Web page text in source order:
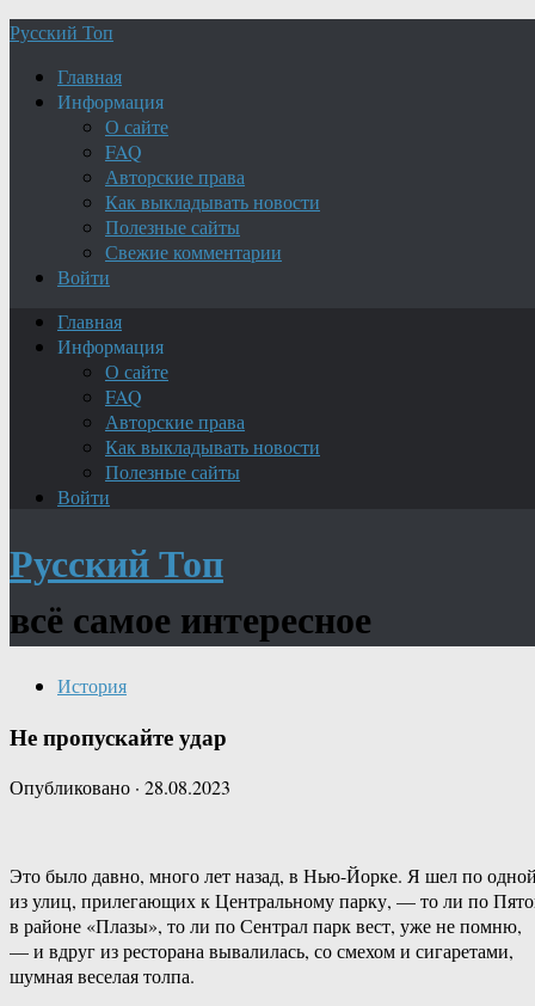
Русский Топ
Главная
Информация
О сайте
FAQ
Авторские права
Как выкладывать новости
Полезные сайты
Свежие комментарии
Войти
Главная
Информация
О сайте
FAQ
Авторские права
Как выкладывать новости
Полезные сайты
Войти
Русский Топ
всё самое интересное
История
Не пропускайте удар
Опубликовано · 28.08.2023
Это было давно, много лет назад, в Нью-Йорке. Я шел по
из улиц, прилегающих к Центральному парку, — то ли по
в районе «Плазы», то ли по Сентрал парк вест, уже не помню,
— и вдруг из ресторана вывалилась, со смехом и сигаретами,
шумная веселая толпа.